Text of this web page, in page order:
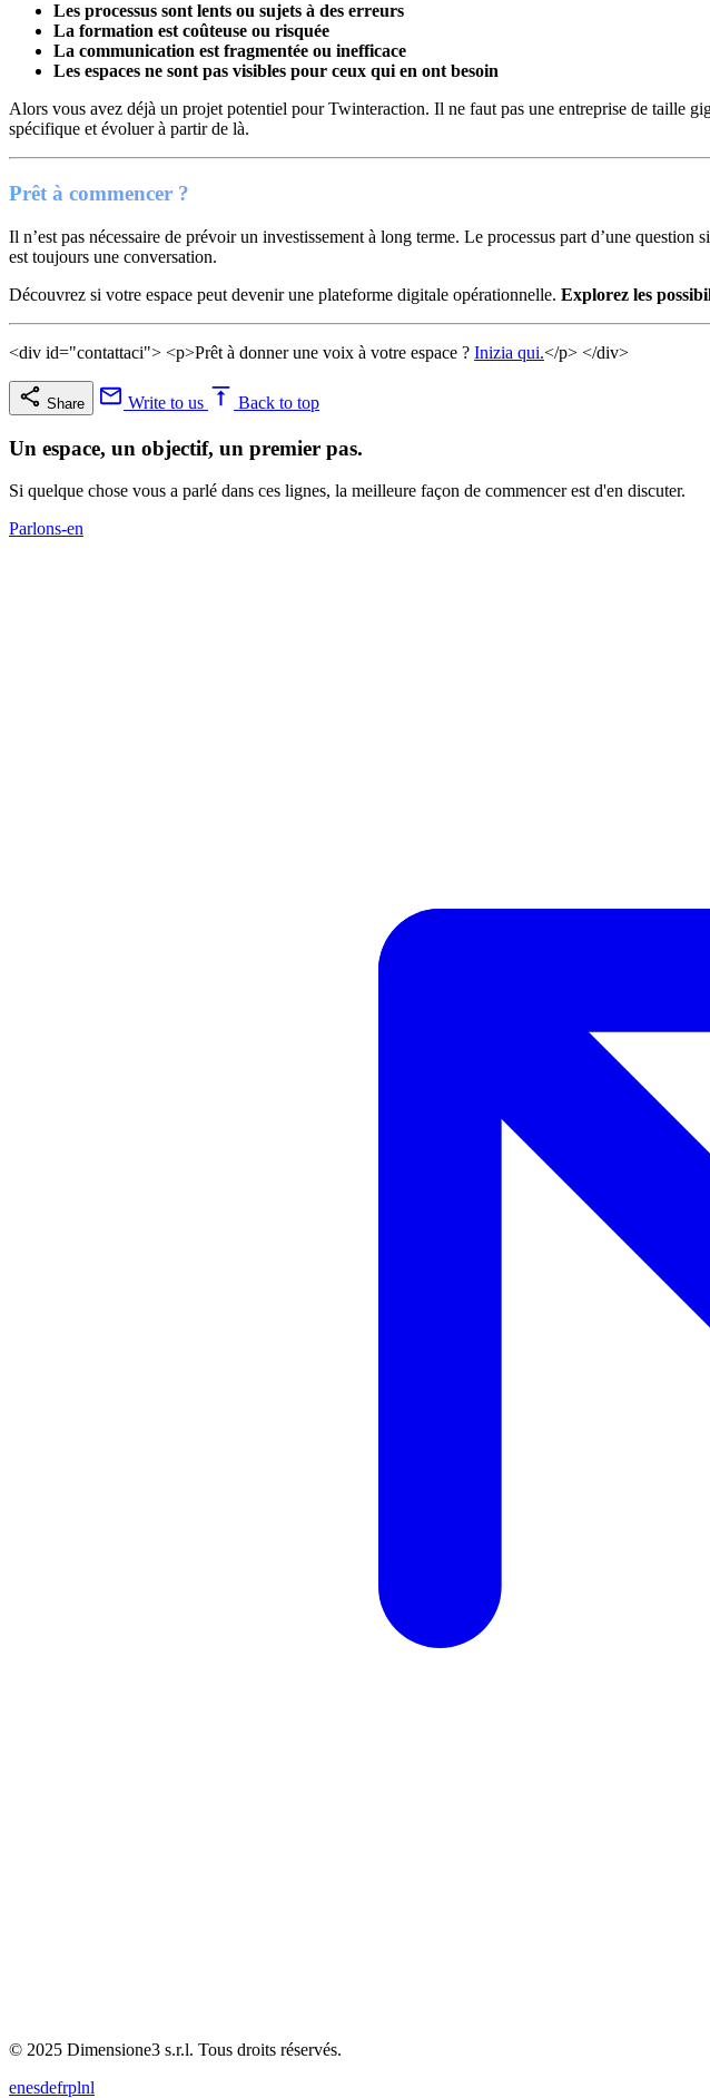
Les processus sont lents ou sujets à des erreurs
La formation est coûteuse ou risquée
La communication est fragmentée ou inefficace
Les espaces ne sont pas visibles pour ceux qui en ont besoin
Alors vous avez déjà un projet potentiel pour Twinteraction. Il ne faut pas une entreprise de taille
spécifique et évoluer à partir de là.
Prêt à commencer ?
Il n’est pas nécessaire de prévoir un investissement à long terme. Le processus part d’une question
est toujours une conversation.
Découvrez si votre espace peut devenir une plateforme digitale opérationnelle. Explorez les
<div id="contattaci"> <p>Prêt à donner une voix à votre espace ? Inizia qui.</p> </div>
Share Write to us Back to top
Un espace, un objectif, un premier pas.
Si quelque chose vous a parlé dans ces lignes, la meilleure façon de commencer est d'en discuter.
Parlons-en
© 2025 Dimensione3 s.r.l. Tous droits réservés.
enesdefrplnl